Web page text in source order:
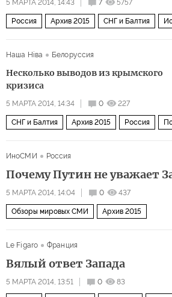
5 МАРТА 2014, 14:43 7 5757
Россия Архив 2015 СНГ и Балтия
Наша Нiва
Белоруссия
Несколько выводов из крымского
кризиса
5 МАРТА 2014, 14:34 0 227
СНГ и Балтия Архив 2015 Россия
ИноСМИ Россия
Почему Путин не уважает
5 МАРТА 2014, 14:04 0 437
Обзоры мировых СМИ Архив 2015
Le Figaro Франция
Вялый ответ Запада
5 МАРТА 2014, 13:51 0 83